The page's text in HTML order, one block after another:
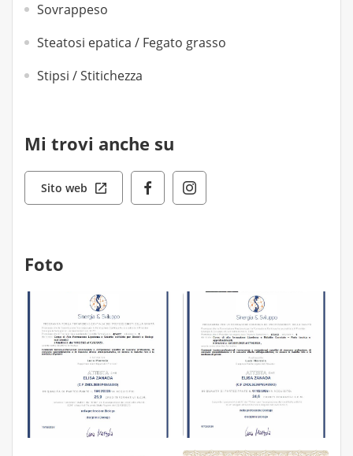
Sovrappeso
Steatosi epatica / Fegato grasso
Stipsi / Stitichezza
Mi trovi anche su
Sito web
Foto